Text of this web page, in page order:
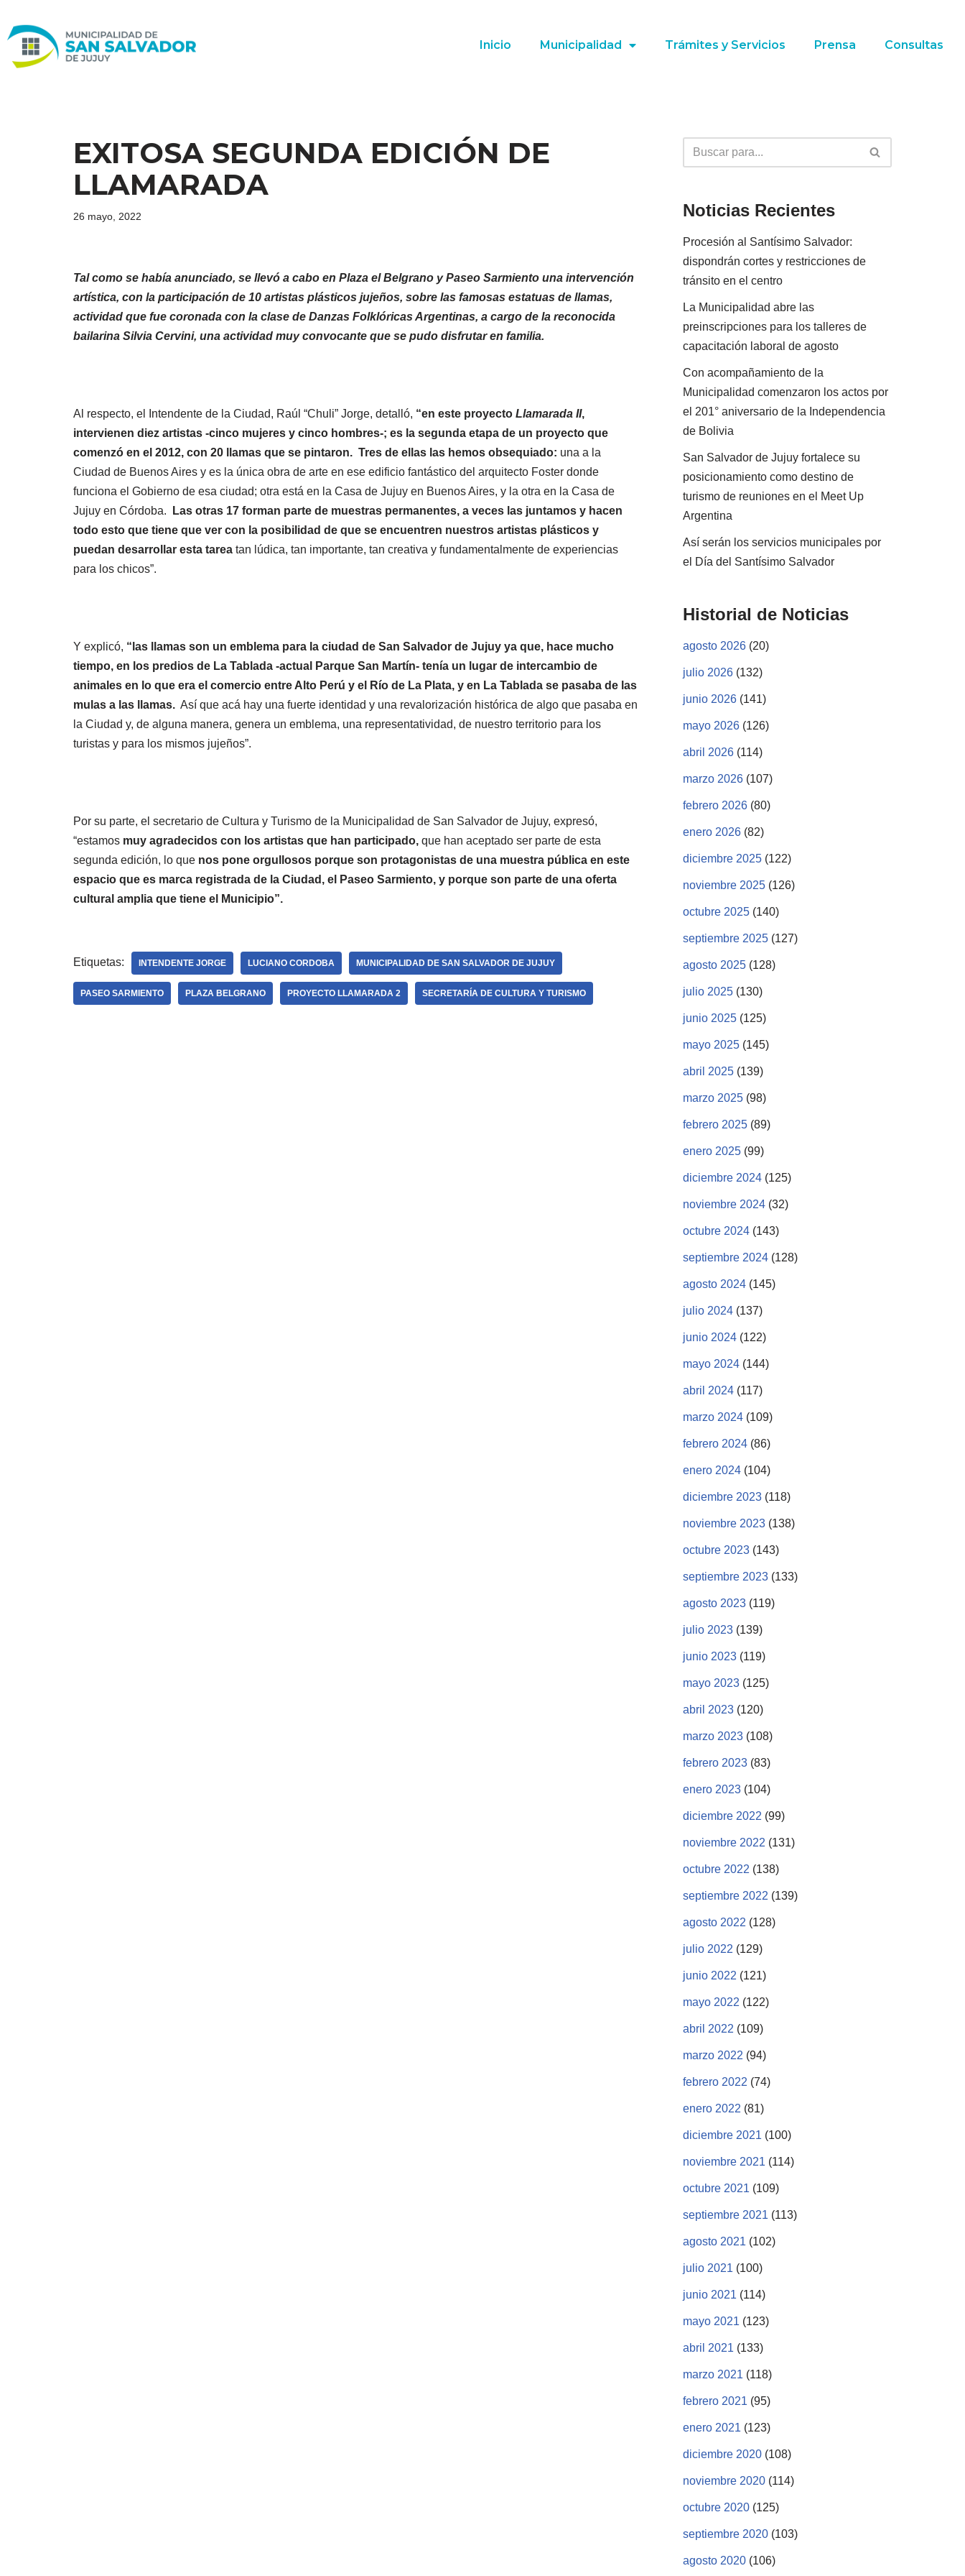
Ir
al
Inicio Municipalidad Trámites y Servicios Prensa Consultas
EXITOSA SEGUNDA EDICIÓN DE
LLAMARADA
26 mayo, 2022
Tal como se había anunciado, se llevó a cabo en Plaza el Belgrano y Paseo Sarmiento una intervención
artística, con la participación de 10 artistas plásticos jujeños, sobre las famosas estatuas de llamas,
actividad que fue coronada con la clase de Danzas Folklóricas Argentinas, a cargo de la reconocida
bailarina Silvia Cervini, una actividad muy convocante que se pudo disfrutar en familia.
Al respecto, el Intendente de la Ciudad, Raúl “Chuli” Jorge, detalló, “en este proyecto Llamarada II,
intervienen diez artistas -cinco mujeres y cinco hombres-; es la segunda etapa de un proyecto que
comenzó en el 2012, con 20 llamas que se pintaron. Tres de ellas las hemos obsequiado: una a la
Ciudad de Buenos Aires y es la única obra de arte en ese edificio fantástico del arquitecto Foster donde
funciona el Gobierno de esa ciudad; otra está en la Casa de Jujuy en Buenos Aires, y la otra en la Casa de
Jujuy en Córdoba.
Las otras 17 forman parte de muestras permanentes, a veces las juntamos y hacen
todo esto que tiene que ver con la posibilidad de que se encuentren nuestros artistas plásticos y
puedan desarrollar esta tarea tan lúdica, tan importante, tan creativa y fundamentalmente de experiencias
para los chicos”.
Y explicó, “las llamas son un emblema para la ciudad de San Salvador de Jujuy ya que, hace mucho
tiempo, en los predios de La Tablada -actual Parque San Martín- tenía un lugar de intercambio de
animales en lo que era el comercio entre Alto Perú y el Río de La Plata, y en La Tablada se pasaba de las
mulas a las llamas. Así que acá hay una fuerte identidad y una revalorización histórica de algo que pasaba en
la Ciudad y, de alguna manera, genera un emblema, una representatividad, de nuestro territorio para los
turistas y para los mismos jujeños”.
Por su parte, el secretario de Cultura y Turismo de la Municipalidad de San Salvador de Jujuy, expresó,
“estamos muy agradecidos con los artistas que han participado, que han aceptado ser parte de esta
segunda edición, lo que nos pone orgullosos porque son protagonistas de una muestra pública en este
espacio que es marca registrada de la Ciudad, el Paseo Sarmiento, y porque son parte de una oferta
cultural amplia que tiene el Municipio”.
Etiquetas: INTENDENTE JORGE LUCIANO CORDOBA MUNICIPALIDAD DE SAN SALVADOR DE JUJUY
PASEO SARMIENTO PLAZA BELGRANO PROYECTO LLAMARADA 2 SECRETARÍA DE CULTURA Y TURISMO
Noticias Recientes
Procesión al Santísimo Salvador:
dispondrán cortes y restricciones de
tránsito en el centro
La Municipalidad abre las
preinscripciones para los talleres de
capacitación laboral de agosto
Con acompañamiento de la
Municipalidad comenzaron los actos por
el 201° aniversario de la Independencia
de Bolivia
San Salvador de Jujuy fortalece su
posicionamiento como destino de
turismo de reuniones en el Meet Up
Argentina
Así serán los servicios municipales por
el Día del Santísimo Salvador
Historial de Noticias
agosto 2026 (20)
julio 2026 (132)
junio 2026 (141)
mayo 2026 (126)
abril 2026 (114)
marzo 2026 (107)
febrero 2026 (80)
enero 2026 (82)
diciembre 2025 (122)
noviembre 2025 (126)
octubre 2025 (140)
septiembre 2025 (127)
agosto 2025 (128)
julio 2025 (130)
junio 2025 (125)
mayo 2025 (145)
abril 2025 (139)
marzo 2025 (98)
febrero 2025 (89)
enero 2025 (99)
diciembre 2024 (125)
noviembre 2024 (32)
octubre 2024 (143)
septiembre 2024 (128)
agosto 2024 (145)
julio 2024 (137)
junio 2024 (122)
mayo 2024 (144)
abril 2024 (117)
marzo 2024 (109)
febrero 2024 (86)
enero 2024 (104)
diciembre 2023 (118)
noviembre 2023 (138)
octubre 2023 (143)
septiembre 2023 (133)
agosto 2023 (119)
julio 2023 (139)
junio 2023 (119)
mayo 2023 (125)
abril 2023 (120)
marzo 2023 (108)
febrero 2023 (83)
enero 2023 (104)
diciembre 2022 (99)
noviembre 2022 (131)
octubre 2022 (138)
septiembre 2022 (139)
agosto 2022 (128)
julio 2022 (129)
junio 2022 (121)
mayo 2022 (122)
abril 2022 (109)
marzo 2022 (94)
febrero 2022 (74)
enero 2022 (81)
diciembre 2021 (100)
noviembre 2021 (114)
octubre 2021 (109)
septiembre 2021 (113)
agosto 2021 (102)
julio 2021 (100)
junio 2021 (114)
mayo 2021 (123)
abril 2021 (133)
marzo 2021 (118)
febrero 2021 (95)
enero 2021 (123)
diciembre 2020 (108)
noviembre 2020 (114)
octubre 2020 (125)
septiembre 2020 (103)
agosto 2020 (106)